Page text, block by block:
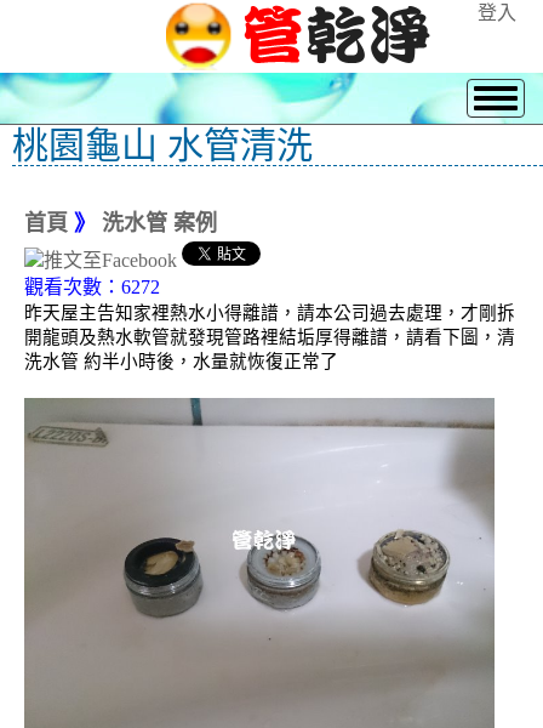
登入
桃園龜山 水管清洗
首頁 》 洗水管 案例
觀看次數：6272
昨天屋主告知家裡熱水小得離譜，請本公司過去處理，才剛拆
開龍頭及熱水軟管就發現管路裡結垢厚得離譜，請看下圖，清
洗水管 約半小時後，水量就恢復正常了